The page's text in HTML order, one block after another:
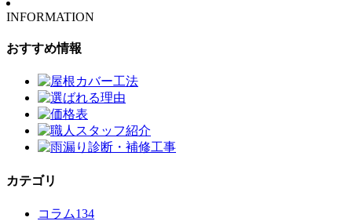
INFORMATION
おすすめ情報
カテゴリ
コラム134